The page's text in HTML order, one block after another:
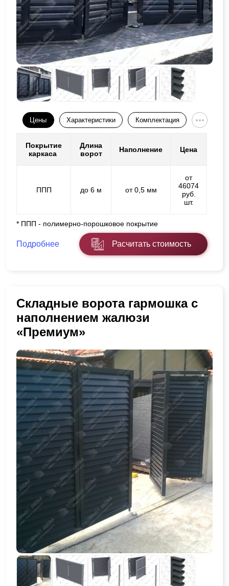
Цены Характеристики Комплектация
Покрытие
каркаса
Длина
ворот
Наполнение Цена
ППП до 6 м от 0,5 мм
от
46074
руб.
шт.
* ППП - полимерно-порошковое покрытие
Подробнее Расчитать стоимость
Складные ворота гармошка с
наполнением жалюзи
«Премиум»